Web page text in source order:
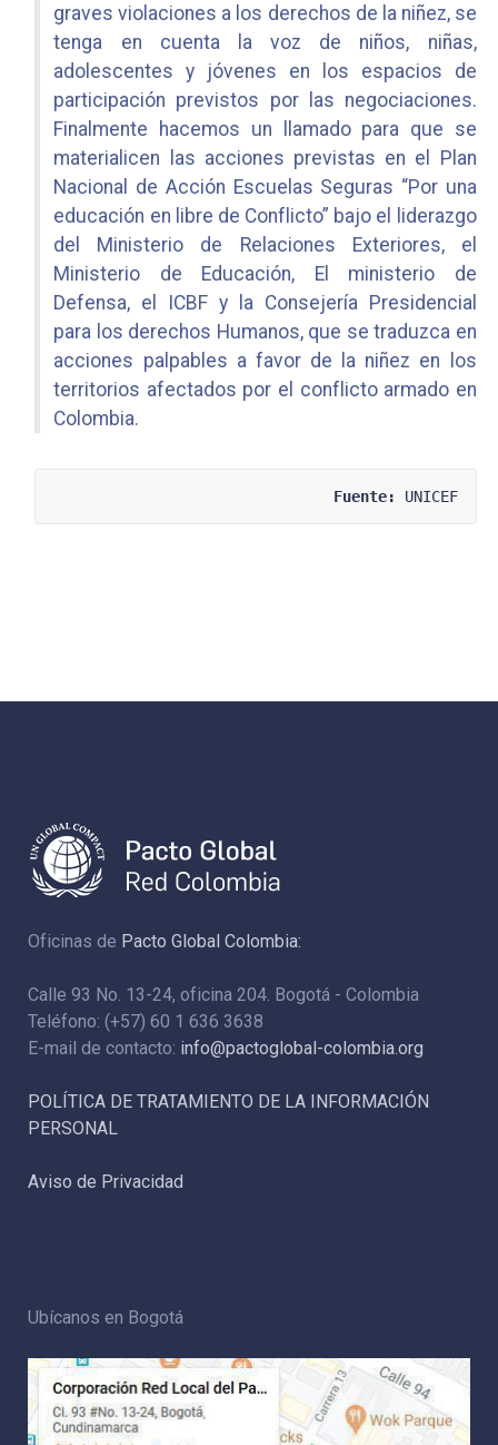
graves violaciones a los derechos de la niñez, se
tenga en cuenta la voz de niños, niñas,
adolescentes y jóvenes en los espacios de
participación previstos por las negociaciones.
Finalmente hacemos un llamado para que se
materialicen las acciones previstas en el Plan
Nacional de Acción Escuelas Seguras “Por una
educación en libre de Conflicto” bajo el liderazgo
del Ministerio de Relaciones Exteriores, el
Ministerio de Educación, El ministerio de
Defensa, el ICBF y la Consejería Presidencial
para los derechos Humanos, que se traduzca en
acciones palpables a favor de la niñez en los
territorios afectados por el conflicto armado en
Colombia.
Fuente: UNICEF
Oficinas de Pacto Global Colombia:
Calle 93 No. 13-24, oficina 204. Bogotá - Colombia
Teléfono: (+57) 60 1 636 3638
E-mail de contacto: info@pactoglobal-colombia.org
POLÍTICA DE TRATAMIENTO DE LA INFORMACIÓN
PERSONAL
Aviso de Privacidad
Ubícanos en Bogotá